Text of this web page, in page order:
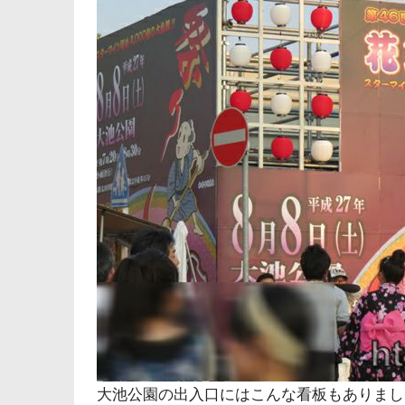
大池公園の出入口にはこんな看板もありま